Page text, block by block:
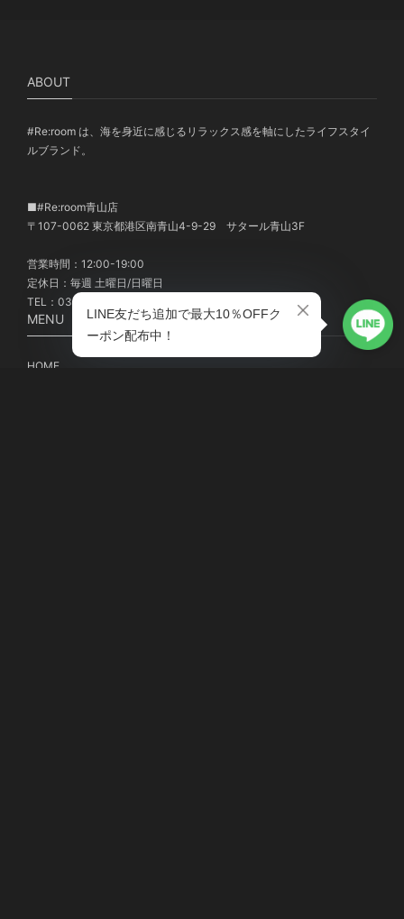
ABOUT
#Re:room は、海を身近に感じるリラックス感を軸にしたライフスタイ
ルブランド。
■#Re:room青山店
〒107-0062 東京都港区南青山4-9-29 サタール青山3F
営業時間：12:00-19:00
定休日：毎週 土曜日/日曜日
TEL：03-6438-9571
MENU
HOME